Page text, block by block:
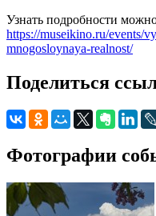
Узнать подробности
https://museikino.ru/events/
mnogosloynaya-realnost/
Поделиться
Фотографии